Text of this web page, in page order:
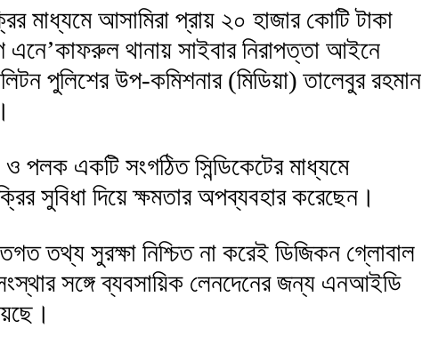
মাধ্যমে আসামিরা প্রায় ২০ হাজার কোটি টাকা
এনে’কাফরুল থানায় সাইবার নিরাপত্তা আইনে
পুলিশের উপ-কমিশনার (মিডিয়া) তালেবুর রহমান
পলক একটি সংগঠিত সিন্ডিকেটের মাধ্যমে
সুবিধা দিয়ে ক্ষমতার অপব্যবহার করেছেন।
তথ্য সুরক্ষা নিশ্চিত না করেই ডিজিকন গ্লোবাল
সঙ্গে ব্যবসায়িক লেনদেনের জন্য এনআইডি